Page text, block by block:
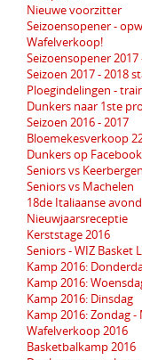
Nieuwe voorzitter
Seizoensopener -
Wafelverkoop!
Seizoensopener 2017
Seizoen 2017 - 2018
Ploegindelingen -
Dunkers naar 1ste
Seizoen 2016 - 2017
Bloemekesverkoop
Dunkers op
Seniors vs Keerbergen
Seniors vs Machelen
18de Italiaanse avond
Nieuwjaarsreceptie
Kerststage 2016
Seniors - WIZ Basket
Kamp 2016:
Kamp 2016:
Kamp 2016: Dinsdag
Kamp 2016: Zondag -
Wafelverkoop 2016
Basketbalkamp 2016